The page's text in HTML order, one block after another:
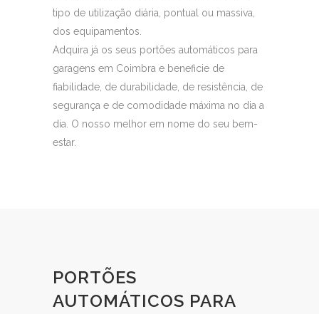
tipo de utilização diária, pontual ou massiva,
dos equipamentos.
Adquira já os seus portões automáticos para
garagens em Coimbra e beneficie de
fiabilidade, de durabilidade, de resistência, de
segurança e de comodidade máxima no dia a
dia. O nosso melhor em nome do seu bem-
estar.
PORTÕES
AUTOMÁTICOS PARA